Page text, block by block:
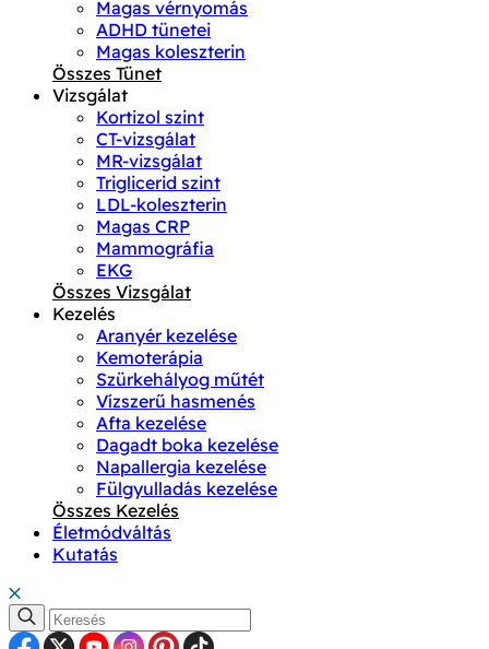
Magas vérnyomás
ADHD tünetei
Magas koleszterin
Összes Tünet
Vizsgálat
Kortizol szint
CT-vizsgálat
MR-vizsgálat
Triglicerid szint
LDL-koleszterin
Magas CRP
Mammográfia
EKG
Összes Vizsgálat
Kezelés
Aranyér kezelése
Kemoterápia
Szürkehályog műtét
Vízszerű hasmenés
Afta kezelése
Dagadt boka kezelése
Napallergia kezelése
Fülgyulladás kezelése
Összes Kezelés
Életmódváltás
Kutatás